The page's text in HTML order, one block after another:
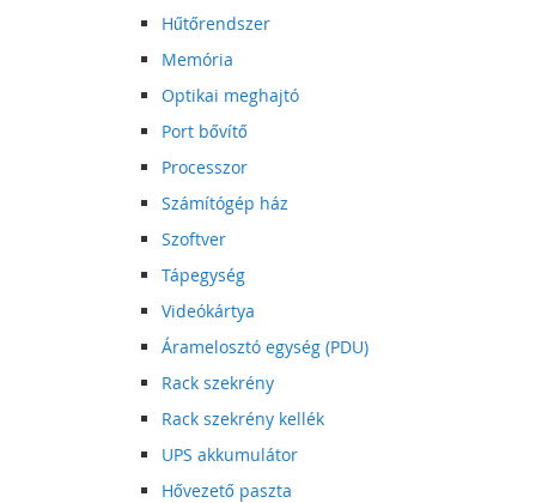
Hűtőrendszer
Memória
Optikai meghajtó
Port bővítő
Processzor
Számítógép ház
Szoftver
Tápegység
Videókártya
Áramelosztó egység (PDU)
Rack szekrény
Rack szekrény kellék
UPS akkumulátor
Hővezető paszta